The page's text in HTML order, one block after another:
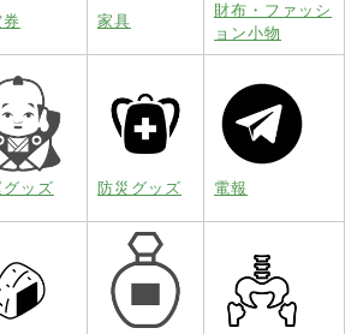
家具
財布・ファッシ
ョン小物
グッズ 防災グッズ 電報